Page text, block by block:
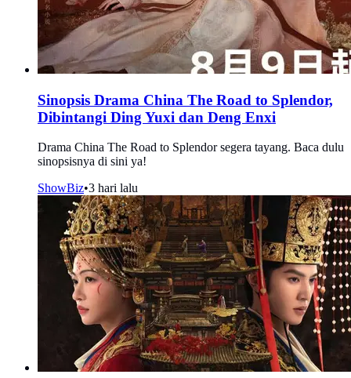
Sinopsis Drama China The Road to Splendor,
Dibintangi Ding Yuxi dan Deng Enxi
Drama China The Road to Splendor segera tayang. Baca dulu
sinopsisnya di sini ya!
ShowBiz•3 hari lalu